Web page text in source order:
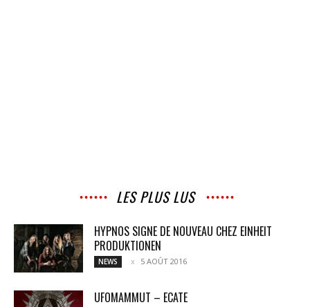
LES PLUS LUS
HYPNOS SIGNE DE NOUVEAU CHEZ EINHEIT
PRODUKTIONEN
NEWS 5 AOÛT 2016
UFOMAMMUT – ECATE